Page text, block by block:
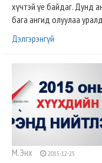
хүчтэй үе байдаг. Дунд
бага ангид олуулаа
Дэлгэрэнгүй
М.Энх 2015-12-25